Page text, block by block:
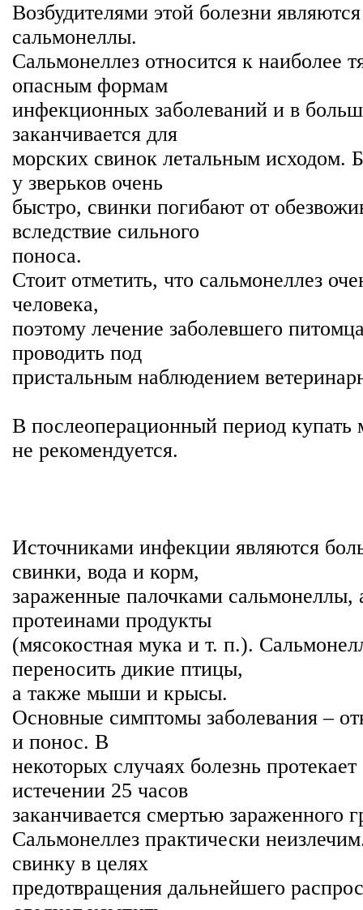
Возбудителями этой болезни
сальмонеллы.
Сальмонеллез относится к наиболее
опасным формам
инфекционных заболеваний и в
заканчивается для
морских свинок летальным исходом.
у зверьков очень
быстро, свинки погибают от
вследствие сильного
поноса.
Стоит отметить, что сальмонеллез
человека,
поэтому лечение заболевшего
проводить под
пристальным наблюдением
В послеоперационный период купать
не рекомендуется.
Источниками инфекции являются
свинки, вода и корм,
зараженные палочками сальмонеллы,
протеинами продукты
(мясокостная мука и т. п.).
переносить дикие птицы,
а также мыши и крысы.
Основные симптомы заболевания –
и понос. В
некоторых случаях болезнь
истечении 25 часов
заканчивается смертью зараженного
Сальмонеллез практически
свинку в целях
предотвращения дальнейшего